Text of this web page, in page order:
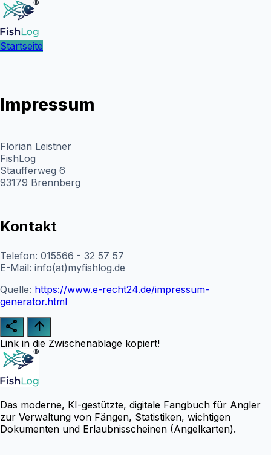
Startseite
Impressum
Florian Leistner
FishLog
Staufferweg 6
93179 Brennberg
Kontakt
Telefon: 015566 - 32 57 57
E-Mail: info(at)myfishlog.de
Quelle: https://www.e-recht24.de/impressum-
generator.html
share arrow_upward
Link in die Zwischenablage kopiert!
Das moderne, KI-gestützte, digitale Fangbuch für Angler
zur Verwaltung von Fängen, Statistiken, wichtigen
Dokumenten und Erlaubnisscheinen (Angelkarten).